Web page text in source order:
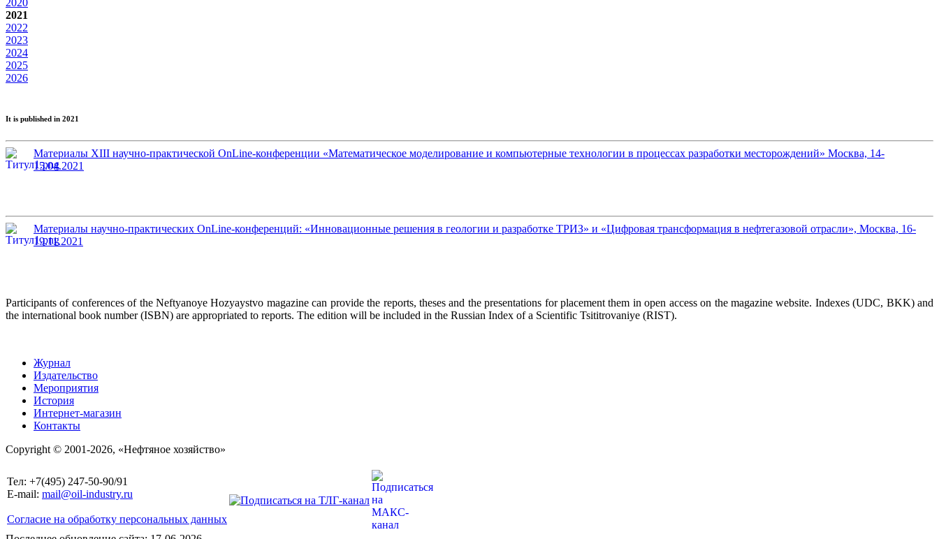
2020
2021
2022
2023
2024
2025
2026
It is published in 2021
Материалы XIII научно-практической OnLine-конференции «Математическое моделирование и компьютерные технологии в процессах разработки месторождений» Москва, 14-
15.04.2021
Материалы научно-практических OnLine-конференций: «Инновационные решения в геологии и разработке ТРИЗ» и «Цифровая трансформация в нефтегазовой отрасли», Москва, 16-
19.11.2021
Participants of conferences of the Neftyanoye Hozyaystvo magazine can provide the reports, theses and the presentations for placement them in open access on the magazine website. Indexes (UDC, BKK) and
the international book number (ISBN) are appropriated to reports. The edition will be included in the Russian Index of a Scientific Tsititrovaniye (RIST).
Журнал
Издательство
Мероприятия
История
Интернет-магазин
Контакты
Copyright © 2001-2026, «Нефтяное хозяйство»
Тел: +7(495) 247-50-90/91
E-mail: mail@oil-industry.ru
Согласие на обработку персональных данных